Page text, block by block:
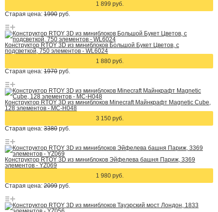
1 899 руб.
Старая цена: 1990 руб.
Конструктор RTOY 3D из миниблоков Большой Букет Цветов, с
подсветкой, 750 элементов - WL6024
1 880 руб.
Старая цена: 1970 руб.
Конструктор RTOY 3D из миниблоков Minecraft Майнкрафт Magnetic Cube,
128 элементов - MC-H048
3 150 руб.
Старая цена: 3380 руб.
Конструктор RTOY 3D из миниблоков Эйфелева башня Париж, 3369
элементов - YZ069
1 980 руб.
Старая цена: 2099 руб.